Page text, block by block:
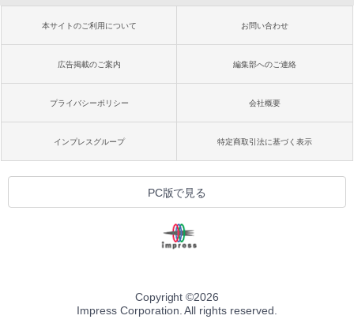
本サイトのご利用について お問い合わせ
広告掲載のご案内 編集部へのご連絡
プライバシーポリシー 会社概要
インプレスグループ 特定商取引法に基づく表示
PC版で見る
Copyright ©2026
Impress Corporation. All rights reserved.